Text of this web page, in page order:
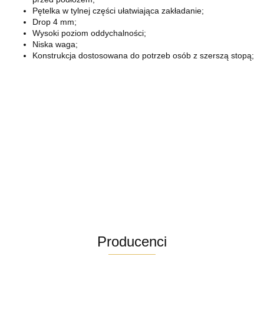
Pętelka w tylnej części ułatwiająca zakładanie;
Drop 4 mm;
Wysoki poziom oddychalności;
Niska waga;
Konstrukcja dostosowana do potrzeb osób z szerszą stopą;
Producenci